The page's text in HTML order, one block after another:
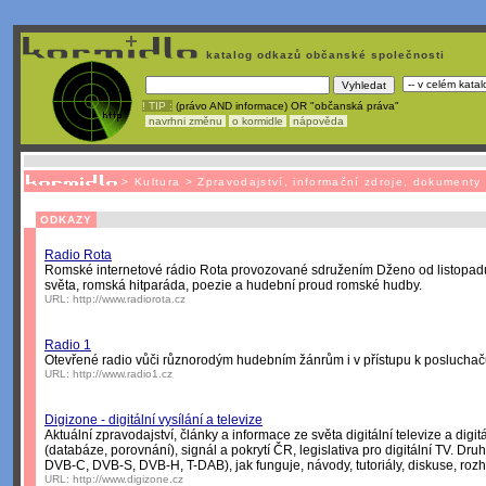
katalog odkazů občanské společnosti
! TIP : (právo AND informace) OR "občanská práva"
navrhni změnu
o kormidle nápověda
> Kultura >Zpravodajství, informační zdroje, dokumenty
ODKAZY
Radio Rota
Romské internetové rádio Rota provozované sdružením Dženo od
světa, romská hitparáda, poezie a hudební proud romské hudby.
URL: http://www.radiorota.cz
Radio 1
Otevřené radio vůči různorodým hudebním žánrům i v přístupu k
URL: http://www.radio1.cz
Digizone - digitální vysílání a televize
Aktuální zpravodajství, články a informace ze světa digitální televize a
(databáze, porovnání), signál a pokrytí ČR, legislativa pro digitální TV.
DVB-C, DVB-S, DVB-H, T-DAB), jak funguje, návody, tutoriály, diskuse,
URL: http://www.digizone.cz